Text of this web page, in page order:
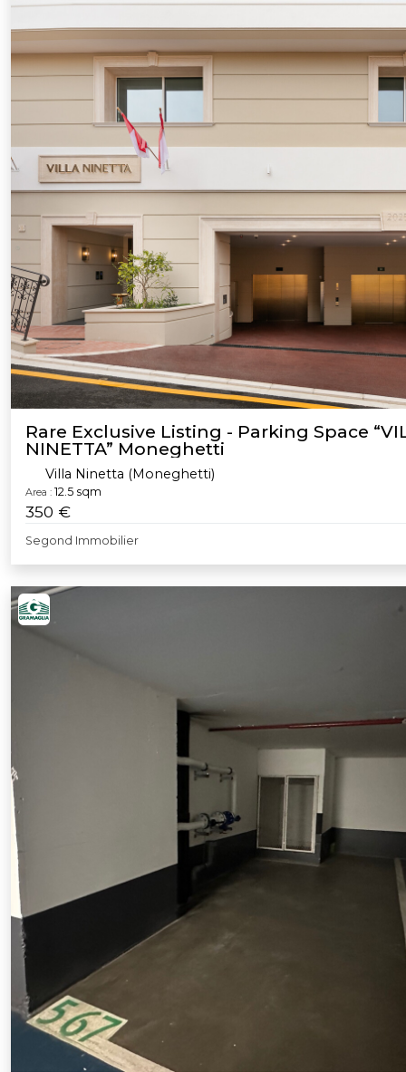
Rare Exclusive Listing - Parking Space
NINETTA” Moneghetti
Villa Ninetta (Moneghetti)
Area : 12.5 sqm
350 €
Segond Immobilier